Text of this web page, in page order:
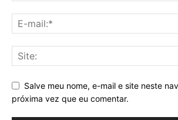
Salve meu nome, e-mail e site neste
próxima vez que eu comentar.